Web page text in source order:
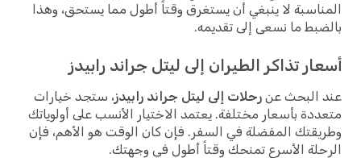
المناسبة لا ينبغي أن يستغرق وقتاً أطول مما يستحق، وهذا
بالضبط ما نسعى إلى تقديمه.
أسعار تذاكر الطيران إلى ليتل جراند رابيدز
عند البحث عن رحلات إلى ليتل جراند رابيدز، ستجد خيارات
متعددة بأسعار مختلفة. يعتمد الاختيار الأنسب على أولوياتك
وطريقتك المفضلة في السفر. فإن كان الوقت هو الأهم، فإن
الرحلة الأسرع تمنحك وقتاً أطول في وجهتك.